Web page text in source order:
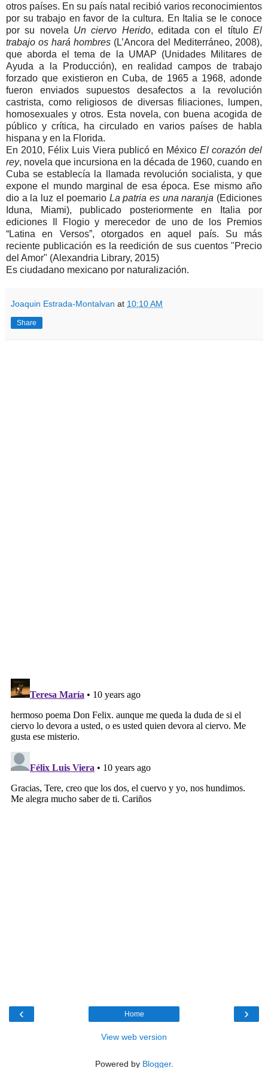
otros países. En su país natal recibió varios reconocimientos
por su trabajo en favor de la cultura. En Italia se le conoce
por su novela Un ciervo Herido, editada con el títuloEl
trabajo os hará hombres (L’Ancora del Mediterráneo, 2008),
que aborda el tema de la UMAP (Unidades Militares de
Ayuda a la Producción), en realidad campos de trabajo
forzado que existieron en Cuba, de 1965 a 1968, adonde
fueron enviados supuestos desafectos a la revolución
castrista, como religiosos de diversas filiaciones, lumpen,
homosexuales y otros. Esta novela, con buena acogida de
público y crítica, ha circulado en varios países de habla
hispana y en la Florida.
En 2010, Félix Luis Viera publicó en México El corazón del
rey, novela que incursiona en la década de 1960, cuando en
Cuba se establecía la llamada revolución socialista, y que
expone el mundo marginal de esa época. Ese mismo año
dio a la luz el poemario La patria es una naranja (Ediciones
Iduna, Miami), publicado posteriormente en Italia por
ediciones Il Flogio y merecedor de uno de los Premios
“Latina en Versos”, otorgados en aquel país. Su más
reciente publicación es la reedición de sus cuentos "Precio
del Amor" (Alexandria Library, 2015)
Es ciudadano mexicano por naturalización.
Joaquin Estrada-Montalvan at 10:10 AM
Share
‹ ›
Home
View web version
Powered by Blogger.